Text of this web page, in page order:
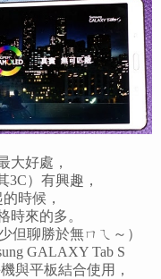
大好處，
3C）有興趣，
時候，
時來的多。
但聊勝於無ㄇㄟ～）
GALAXY Tab S
與平板結合使用，